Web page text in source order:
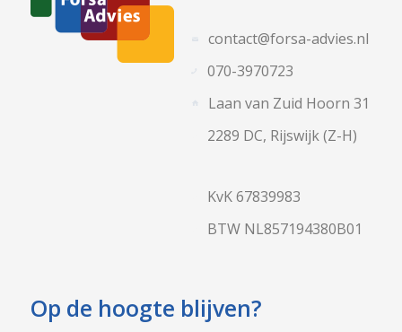
contact@forsa-advies.nl
070-3970723
Laan van Zuid Hoorn 31
2289 DC, Rijswijk (Z-H)
KvK 67839983
BTW NL857194380B01
Op de hoogte blijven?